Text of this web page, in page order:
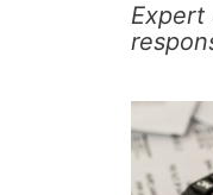
Expert